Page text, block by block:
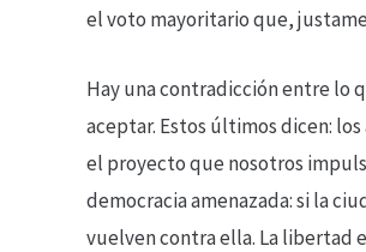
el voto mayoritario que,
Hay una contradicción entre lo
aceptar. Estos últimos dicen:
el proyecto que nosotros
democracia amenazada: si la
vuelven contra ella. La libertad